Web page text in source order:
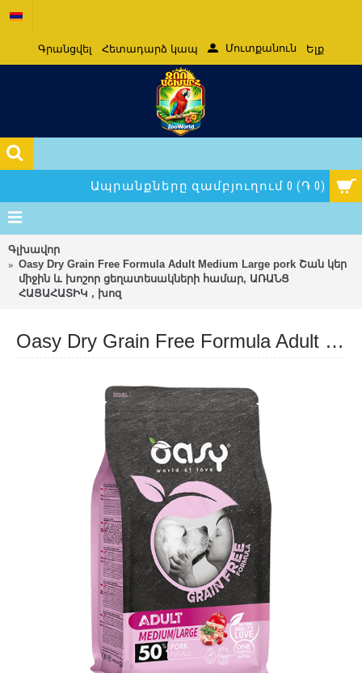
Գրանցվել Հետադարձ կապ Մուտքանուն Ելք
Ապրանքները զամբյուղում 0 (֏ 0)
Գլխավոր
Oasy Dry Grain Free Formula Adult Medium Large pork Շան կեր
միջին և խոշոր ցեղատեսակների համար, ԱՌԱՆՑ
ՀԱՑԱՀԱՏԻԿ , խոզ
Oasy Dry Grain Free Formula Adult Medium Large pork Շան կեր միջին և խոշոր ցեղատեսակների համար, ԱՌԱՆՑ ՀԱՑԱՀԱՏԻԿ , խոզ